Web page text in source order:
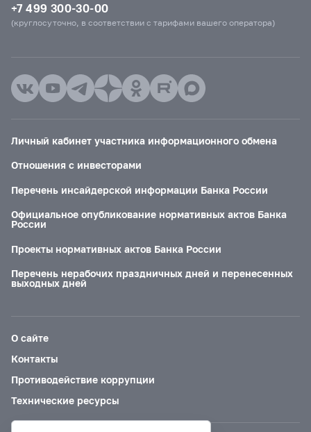
+7 499 300-30-00
(круглосуточно, в соответствии с тарифами вашего оператора)
Личный кабинет участника информационного обмена
Отношения с инвесторами
Перечень инсайдерской информации Банка России
Официальное опубликование нормативных актов Банка
России
Проекты нормативных актов Банка России
Перечень нерабочих праздничных дней и перенесенных
выходных дней
О сайте
Контакты
Противодействие коррупции
Технические ресурсы